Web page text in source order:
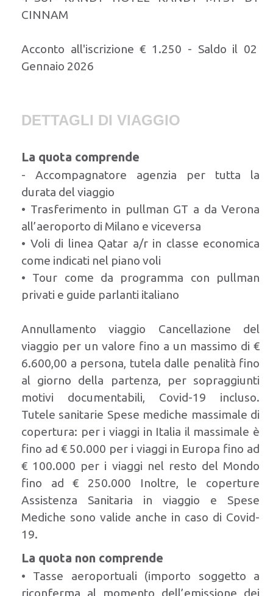
CINNAM
Acconto all'iscrizione € 1.250 - Saldo il 02
Gennaio 2026
DETTAGLI DI VIAGGIO
La quota comprende
- Accompagnatore agenzia per tutta la
durata del viaggio
• Trasferimento in pullman GT a da Verona
all’aeroporto di Milano e viceversa
• Voli di linea Qatar a/r in classe economica
come indicati nel piano voli
• Tour come da programma con pullman
privati e guide parlanti italiano
Annullamento viaggio Cancellazione del
viaggio per un valore fino a un massimo di €
6.600,00 a persona, tutela dalle penalità fino
al giorno della partenza, per sopraggiunti
motivi documentabili, Covid-19 incluso.
Tutele sanitarie Spese mediche massimale di
copertura: per i viaggi in Italia il massimale è
fino ad € 50.000 per i viaggi in Europa fino ad
€ 100.000 per i viaggi nel resto del Mondo
fino ad € 250.000 Inoltre, le coperture
Assistenza Sanitaria in viaggio e Spese
Mediche sono valide anche in caso di Covid-
19.
La quota non comprende
• Tasse aeroportuali (importo soggetto a
riconferma al momento dell’emissione dei